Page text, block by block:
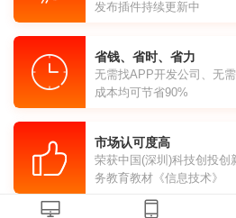
发布插件持续更新中
省钱、省时、省力
无需找APP开发公司、无
成本均可节省90%
市场认可度高
荣获中国(深圳)科技创投创
务教育教材《信息技术》